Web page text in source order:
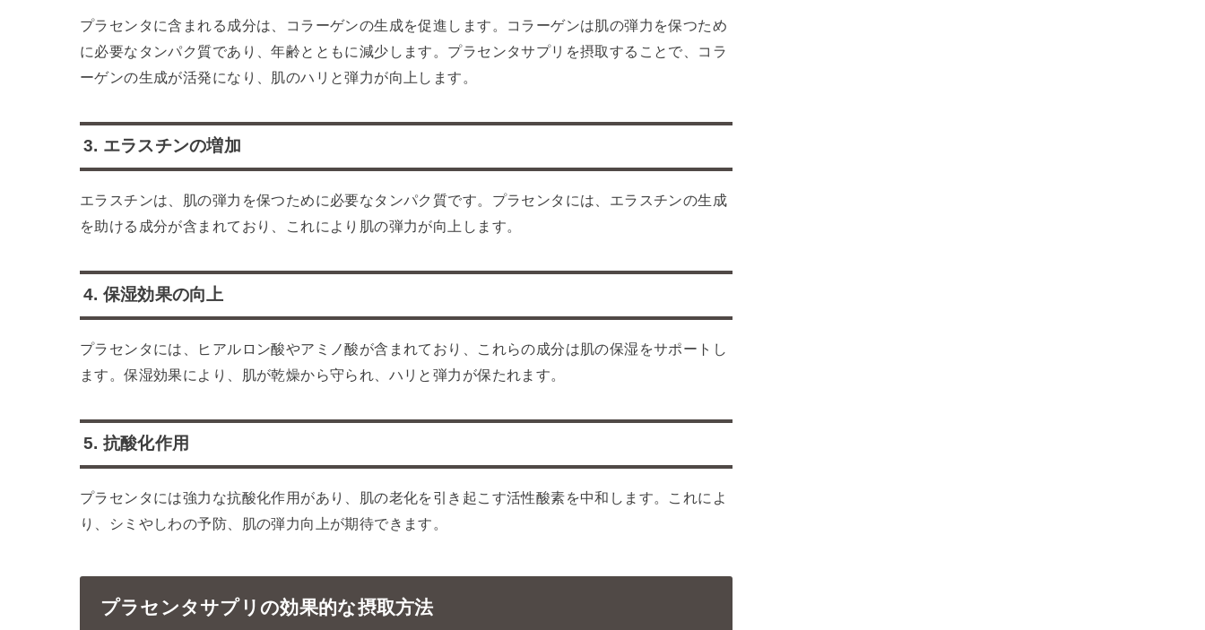
プラセンタに含まれる成分は、コラーゲンの生成を促進します。コラーゲンは肌の弾力を保つため
に必要なタンパク質であり、年齢とともに減少します。プラセンタサプリを摂取することで、コラ
ーゲンの生成が活発になり、肌のハリと弾力が向上します。
3. エラスチンの増加
エラスチンは、肌の弾力を保つために必要なタンパク質です。プラセンタには、エラスチンの生成
を助ける成分が含まれており、これにより肌の弾力が向上します。
4. 保湿効果の向上
プラセンタには、ヒアルロン酸やアミノ酸が含まれており、これらの成分は肌の保湿をサポートし
ます。保湿効果により、肌が乾燥から守られ、ハリと弾力が保たれます。
5. 抗酸化作用
プラセンタには強力な抗酸化作用があり、肌の老化を引き起こす活性酸素を中和します。これによ
り、シミやしわの予防、肌の弾力向上が期待できます。
プラセンタサプリの効果的な摂取方法